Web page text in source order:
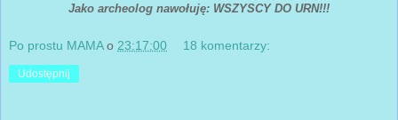
Jako archeolog nawołuję: WSZYSCY DO URN!!!
Po prostu MAMA o 23:17:00 18 komentarzy:
Udostępnij